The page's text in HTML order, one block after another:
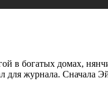
в богатых домах,
для журнала. Сначала